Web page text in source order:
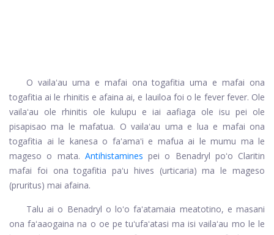
O vailaʻau uma e mafai ona togafitia uma e mafai ona
togafitia ai le rhinitis e afaina ai, e lauiloa foi o le fever fever. Ole
vailaʻau ole rhinitis ole kulupu e iai aafiaga ole isu pei ole
pisapisao ma le mafatua. O vailaʻau uma e lua e mafai ona
togafitia ai le kanesa o faʻamaʻi e mafua ai le mumu ma le
mageso o mata. Antihistamines pei o Benadryl poʻo Claritin
mafai foi ona togafitia paʻu hives (urticaria) ma le mageso
(pruritus) mai afaina.
Talu ai o Benadryl o loʻo faʻatamaia meatotino, e masani
ona faʻaaogaina na o oe pe tuʻufaʻatasi ma isi vailaʻau mo le le